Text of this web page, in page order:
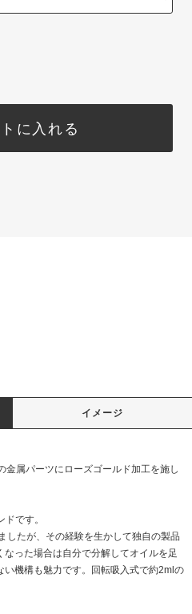
に入れる
イメージ
金属パーツにローズゴールド加工を施し
です。
したが、その経験を生かして独自の製品
った場合は自分で分解してオイルを足
機構も魅力です。回転吸入式で約2mlの